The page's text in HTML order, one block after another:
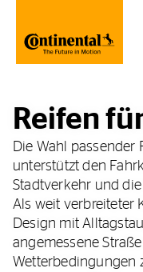
Reifen
Die Wahl passender
unterstützt den
Stadtverkehr und
Als weit verbreiteter
Design mit
angemessene
Wetterbedingungen